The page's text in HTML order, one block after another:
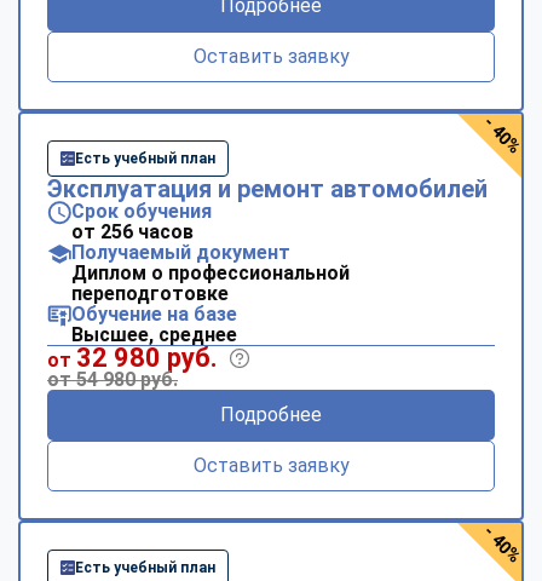
Подробнее
Оставить заявку
Есть учебный план
Эксплуатация и ремонт автомобилей
Срок обучения
от 256 часов
Получаемый документ
Диплом о профессиональной
переподготовке
Обучение на базе
Высшее, среднее
от 32 980 руб.
от 54 980 руб.
Подробнее
Оставить заявку
- 40%
Есть учебный план
- 40%